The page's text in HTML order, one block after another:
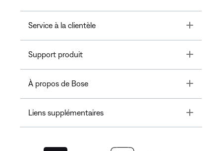
Service à la clientèle Toggle
Support produit Toggle
À propos de Bose Toggle
Liens supplémentaires Toggle